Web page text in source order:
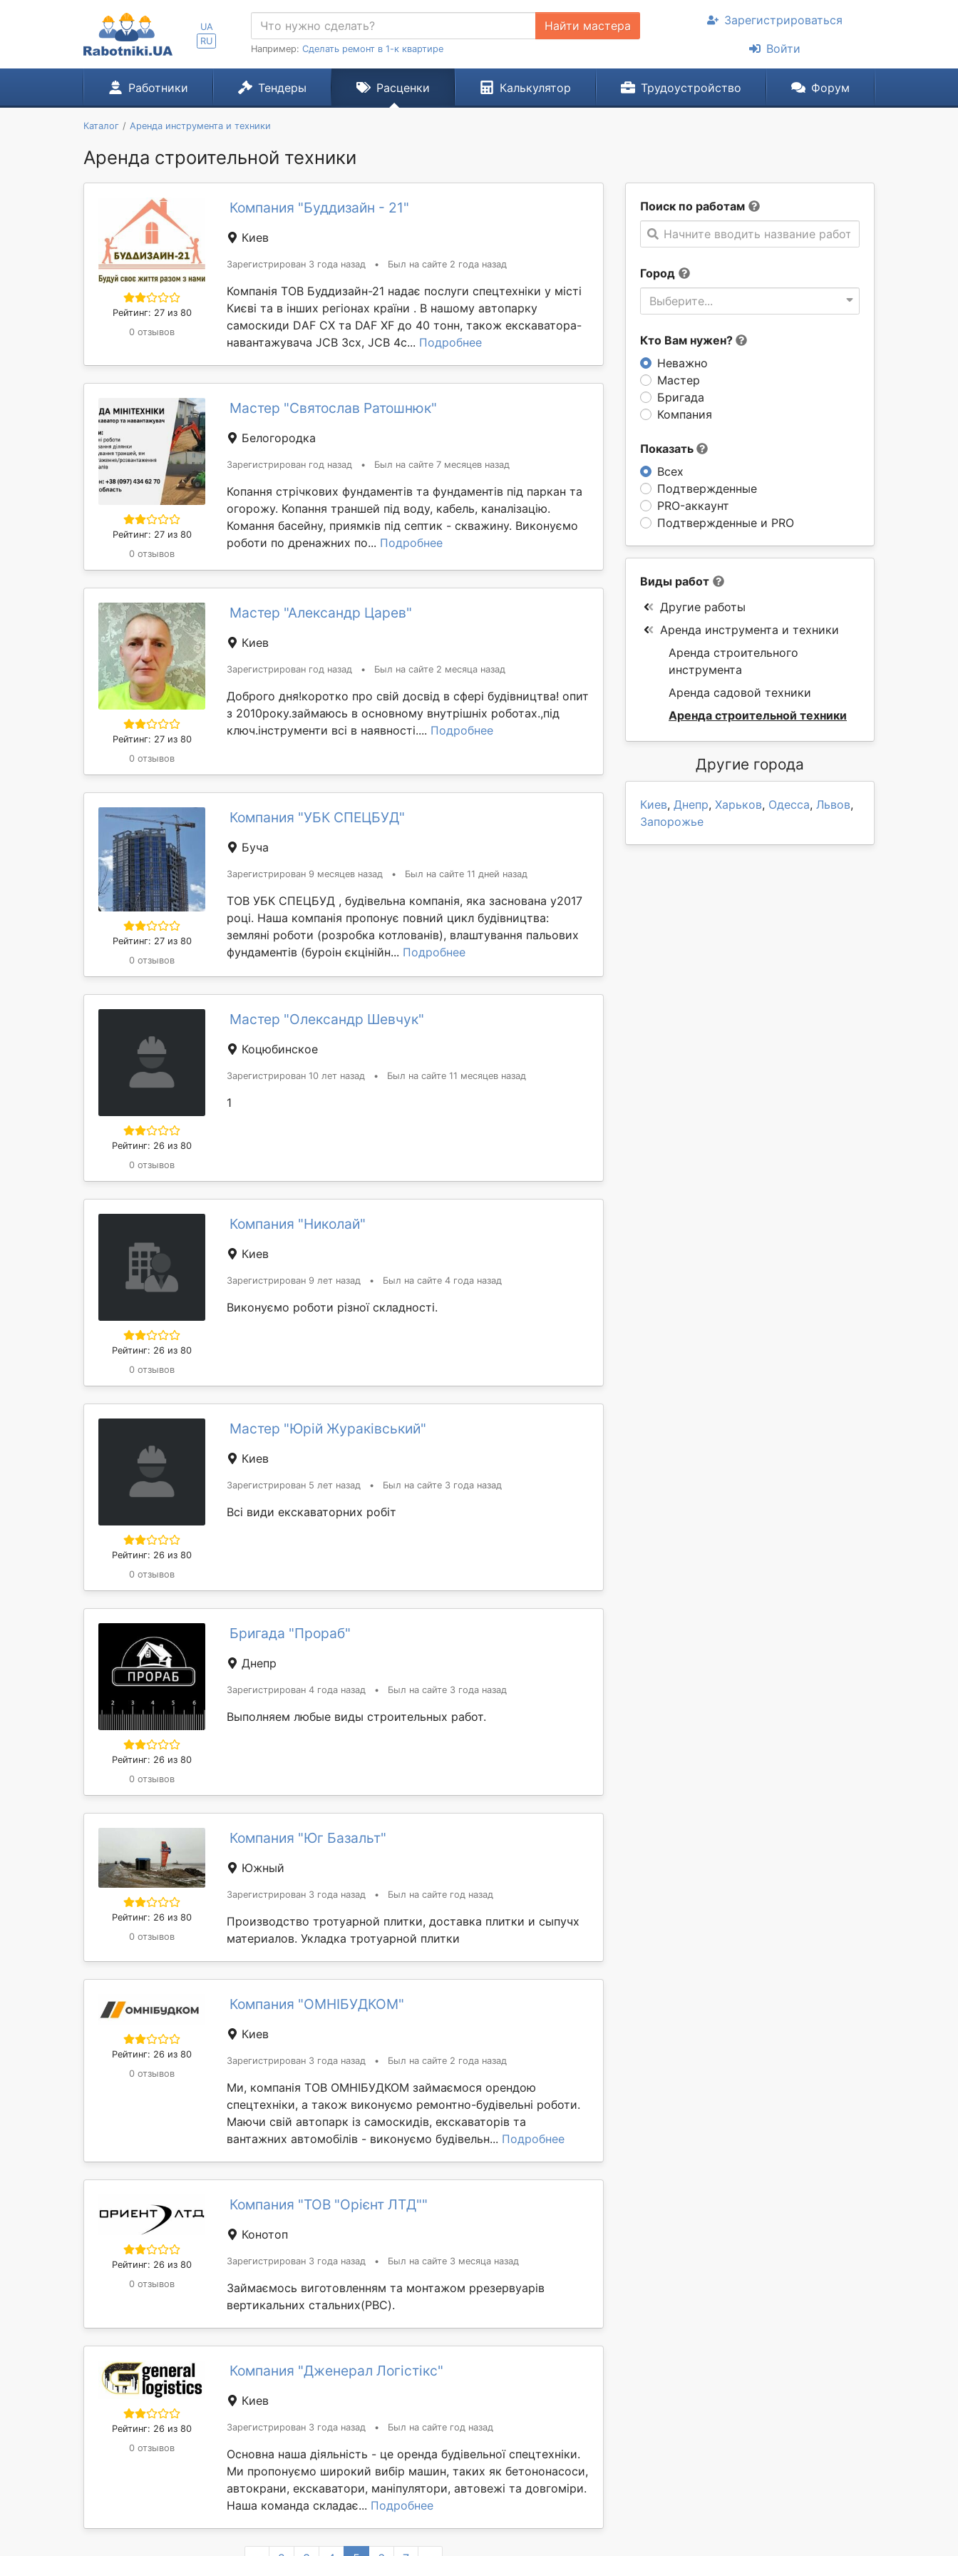
UA
RU
Найти мастера
Например: Сделать ремонт в 1-к квартире
Зарегистрироваться
Войти
Работники Тендеры Расценки Калькулятор Трудоустройство Форум
Каталог Аренда инструмента и техники
Аренда строительной техники
Поиск по работам
Начните вводить название работы
Город
Выберите...
Кто Вам нужен?
Неважно
Мастер
Бригада
Компания
Показать
Всех
Подтвержденные
PRO-аккаунт
Подтвержденные и PRO
Рейтинг: 27 из 80
0 отзывов
Компания "Буддизайн - 21"
Киев
Зарегистрирован 3 года назад • Был на сайте 2 года назад
Компанія ТОВ Буддизайн-21 надає послуги спецтехніки у місті
Києві та в інших регіонах країни . В нашому автопарку
самоскиди DАF CX та DAF XF до 40 тонн, також екскаватора-
навантажувача JCB 3cx, JCB 4c... Подробнее
Рейтинг: 27 из 80
0 отзывов
Мастер "Святослав Ратошнюк"
Белогородка
Зарегистрирован год назад • Был на сайте 7 месяцев назад
Копання стрічкових фундаментів та фундаментів під паркан та
огорожу. Копання траншей під воду, кабель, каналізацію.
Комання басейну, приямків під септик - скважину. Виконуємо
роботи по дренажних по... Подробнее
Рейтинг: 27 из 80
0 отзывов
Мастер "Александр Царев"
Киев
Зарегистрирован год назад • Был на сайте 2 месяца назад
Доброго дня!коротко про свій досвід в сфері будівництва! опит
з 2010року.займаюсь в основному внутрішніх роботах.,під
ключ.інструменти всі в наявності.... Подробнее
Рейтинг: 27 из 80
0 отзывов
Компания "УБК СПЕЦБУД"
Буча
Зарегистрирован 9 месяцев назад • Был на сайте 11 дней назад
ТОВ УБК СПЕЦБУД , будівельна компанія, яка заснована у2017
році. Наша компанія пропонує повний цикл будівництва:
земляні роботи (розробка котлованів), влаштування пальових
фундаментів (буроін єкцінійн... Подробнее
Рейтинг: 26 из 80
0 отзывов
Мастер "Олександр Шевчук"
Коцюбинское
Зарегистрирован 10 лет назад • Был на сайте 11 месяцев назад
1
Рейтинг: 26 из 80
0 отзывов
Компания "Николай"
Киев
Зарегистрирован 9 лет назад • Был на сайте 4 года назад
Виконуємо роботи різної складності.
Рейтинг: 26 из 80
0 отзывов
Мастер "Юрій Жураківський"
Киев
Зарегистрирован 5 лет назад • Был на сайте 3 года назад
Всі види екскаваторних робіт
Рейтинг: 26 из 80
0 отзывов
Бригада "Прораб"
Днепр
Зарегистрирован 4 года назад • Был на сайте 3 года назад
Выполняем любые виды строительных работ.
Рейтинг: 26 из 80
0 отзывов
Компания "Юг Базальт"
Южный
Зарегистрирован 3 года назад • Был на сайте год назад
Производство тротуарной плитки, доставка плитки и сыпучх
материалов. Укладка тротуарной плитки
Рейтинг: 26 из 80
0 отзывов
Компания "ОМНІБУДКОМ"
Киев
Зарегистрирован 3 года назад • Был на сайте 2 года назад
Ми, компанія ТОВ ОМНІБУДКОМ займаємося орендою
спецтехніки, а також виконуємо ремонтно-будівельні роботи.
Маючи свій автопарк із самоскидів, екскаваторів та
вантажних автомобілів - виконуємо будівельн... Подробнее
Рейтинг: 26 из 80
0 отзывов
Компания "ТОВ "Орієнт ЛТД""
Конотоп
Зарегистрирован 3 года назад • Был на сайте 3 месяца назад
Займаємось виготовленням та монтажом ррезервуарів
вертикальних стальних(РВС).
Рейтинг: 26 из 80
0 отзывов
Компания "Дженерал Логістікс"
Киев
Зарегистрирован 3 года назад • Был на сайте год назад
Основна наша діяльність - це оренда будівельної спецтехніки.
Ми пропонуємо широкий вибір машин, таких як бетононасоси,
автокрани, екскаватори, маніпулятори, автовежі та довгоміри.
Наша команда складає... Подробнее
Виды работ
Другие работы
Аренда инструмента и техники
Аренда строительного
инструмента
Аренда садовой техники
Аренда строительной техники
Другие города
Киев, Днепр, Харьков, Одесса, Львов,
Запорожье